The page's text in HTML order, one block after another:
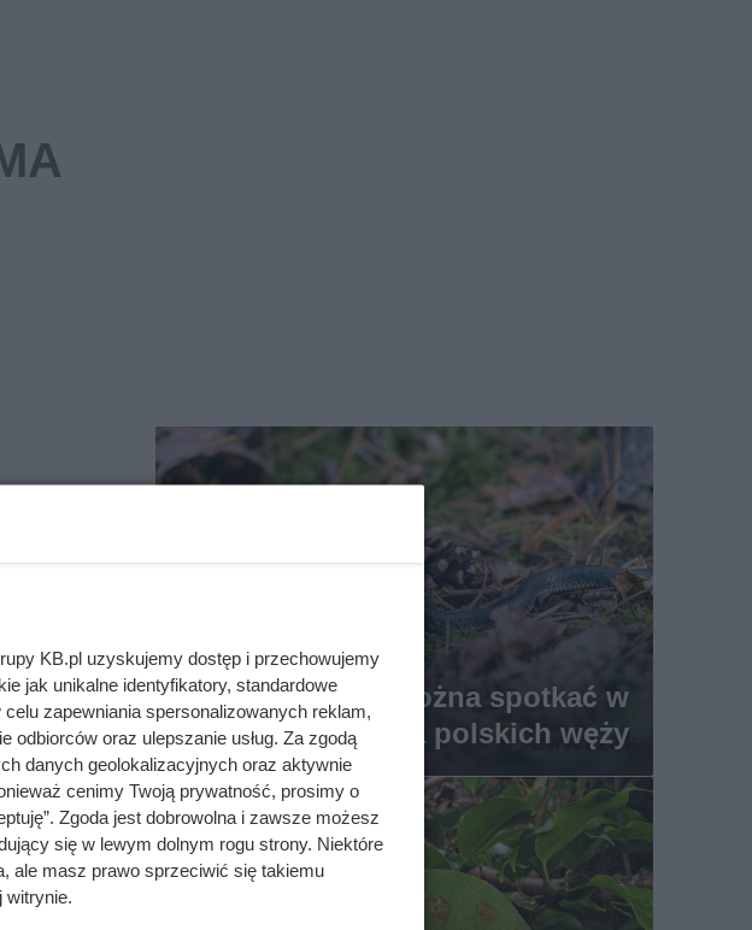
-
zdjęcia,
Jakie węże można spotkać w
Polsce? Oto lista polskich węży
KB.pl uzyskujemy dostęp i przechowujemy
jak unikalne identyfikatory, standardowe
zapewniania spersonalizowanych reklam,
oraz ulepszanie usług. Za zgodą
danych geolokalizacyjnych oraz aktywnie
cenimy Twoją prywatność, prosimy o
Zgoda jest dobrowolna i zawsze możesz
się w lewym dolnym rogu strony. Niektóre
ale masz prawo sprzeciwić się takiemu
witrynie.